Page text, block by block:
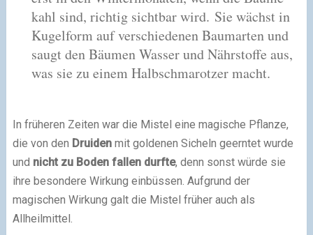
kahl sind, richtig sichtbar wird. Sie wächst in
Kugelform auf verschiedenen Baumarten und
saugt den Bäumen Wasser und Nährstoffe aus,
was sie zu einem Halbschmarotzer macht.
In früheren Zeiten war die Mistel eine magische Pflanze,
die von den Druiden mit goldenen Sicheln geerntet wurde
und nicht zu Boden fallen durfte, denn sonst würde sie
ihre besondere Wirkung einbüssen. Aufgrund der
magischen Wirkung galt die Mistel früher auch als
Allheilmittel.